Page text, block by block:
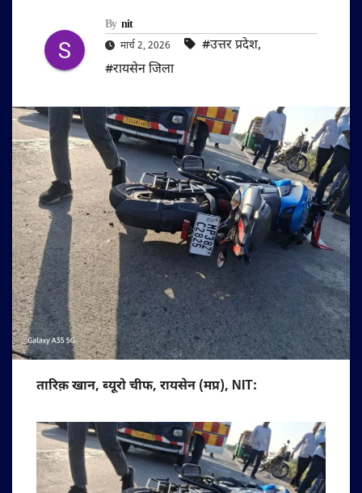
By nit
मार्च 2, 2026 #उत्तर प्रदेश,
#रायसेन जिला
तारिक़ खान, ब्यूरो चीफ, रायसेन (मप्र), NIT: